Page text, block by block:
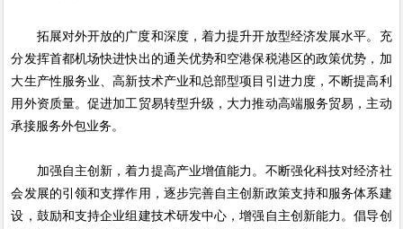
拓展对外开放的广度和深度，着力提升开放型经济发展水平。充
分发挥首都机场快进快出的通关优势和空港保税港区的政策优势，加
大生产性服务业、高新技术产业和总部型项目引进力度，不断提高利
用外资质量。促进加工贸易转型升级，大力推动高端服务贸易，主动
承接服务外包业务。
加强自主创新，着力提高产业增值能力。不断强化科技对经济社
会发展的引领和支撑作用，逐步完善自主创新政策支持和服务体系建
设，鼓励和支持企业组建技术研发中心，增强自主创新能力。倡导创